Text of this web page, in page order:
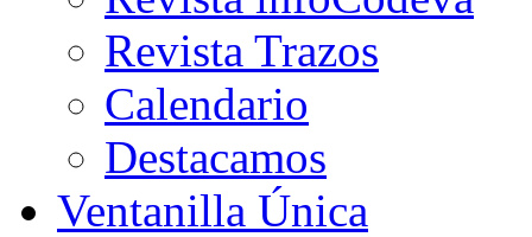
Revista Trazos
Calendario
Destacamos
Ventanilla Única